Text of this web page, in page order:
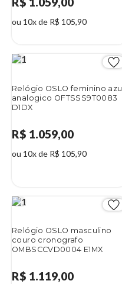
ou 10x de R$ 105,90
Relógio OSLO feminino azul
analogico OFTSSS9T0083
D1DX
R$ 1.059,00
ou 10x de R$ 105,90
Relógio OSLO masculino
couro cronografo
OMBSCCVD0004 E1MX
R$ 1.119,00